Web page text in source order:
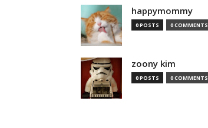
happymommy
0 POSTS 0 COMMENTS
zoony kim
0 POSTS 0 COMMENTS